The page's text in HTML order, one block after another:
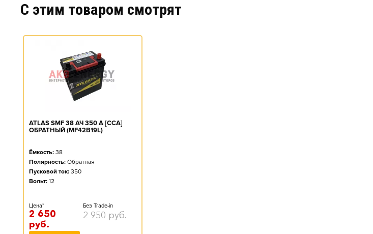
C этим товаром смотрят
ATLAS SMF 38 АЧ 350 А [CCA]
ОБРАТНЫЙ (MF42B19L)
Ёмкость: 38
Полярность: Обратная
Пусковой ток: 350
Вольт: 12
Цена*
2 650
руб.
Без Trade-in
2 950 руб.